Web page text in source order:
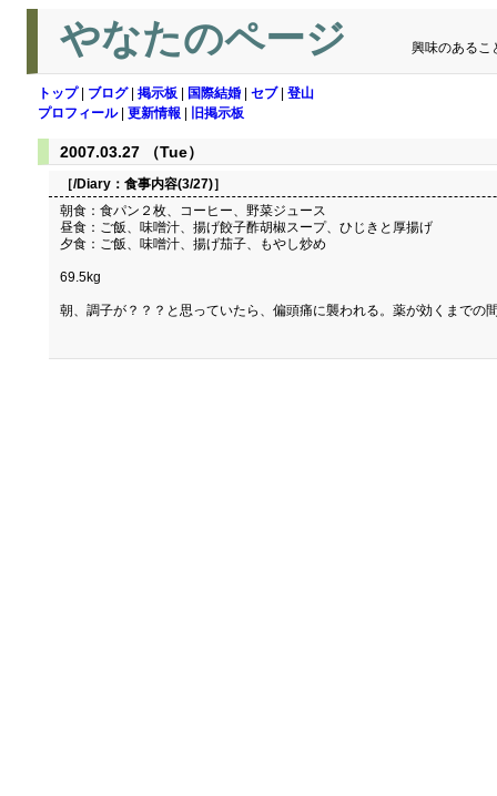
やなたのページ 興味のあるこ
トップ| ブログ| 掲示板 国際結婚 セブ| 登山
プロフィール| 更新情報 旧掲示板
2007.03.27 （Tue）
［/Diary： 食事内容(3/27)］
朝食：食パン２枚、コーヒー、野菜ジュース
昼食：ご飯、味噌汁、揚げ餃子酢胡椒スープ、ひじきと厚揚げ
夕食：ご飯、味噌汁、揚げ茄子、もやし炒め
69.5kg
朝、調子が？？？と思っていたら、偏頭痛に襲われる。薬が効くまでの